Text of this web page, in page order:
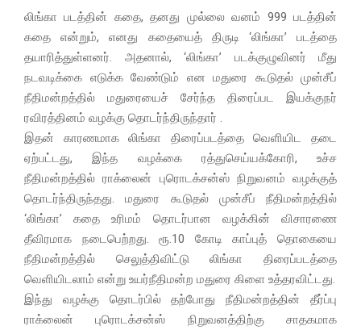
லிங்கா படத்தின் கதை, தனது முல்லை வனம் 999 படத்தின்
கதை என்றும், எனது கதையைத் திருடி ‘லிங்கா’ படத்தை
தயாரித்துள்ளனர். அதனால், ‘லிங்கா’ படக்குழுவினர் மீது
நடவடிக்கை எடுக்க வேண்டும் என மதுரை கூடுதல் முன்சீப்
நீதிமன்றத்தில் மதுரையைச் சேர்ந்த திரைப்பட இயக்குநர்
ரவிரத்தினம் வழக்கு தொடர்ந்திருந்தார் .
இதன் காரணமாக லிங்கா திரைப்படத்தை வெளியிட தடை
ஏற்பட்டது, இந்த வழக்கை ரத்துசெய்யக்கோரி, உச்ச
நீதிமன்றத்தில் ராக்லைன் புரொடக்சன்ஸ் நிறுவனம் வழக்குத்
தொடர்ந்திருந்தது. மதுரை கூடுதல் முன்சீப் நீதிமன்றத்தில்
‘லிங்கா’ கதை உரிமம் தொடர்பான வழக்கின் விசாரணை
தீவிரமாக நடைபெற்றது. ரூ.10 கோடி காப்புத் தொகையை
நீதிமன்றத்தில் செலுத்திவிட்டு லிங்கா திரைப்படத்தை
வெளியிடலாம் என்று உயர்நீதிமன்ற மதுரை கிளை உத்தரவிட்டது.
இந்து வழக்கு தொடர்பில் தற்போது நீதிமன்றத்தின் தீர்ப்பு
ராக்லைன் புரொடக்சன்ஸ் நிறுவனத்திற்கு சாதகமாக